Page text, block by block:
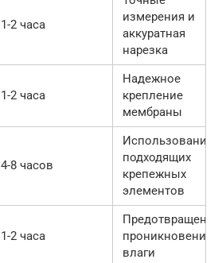
1-2 часа
измерения и
аккуратная
нарезка
1-2 часа
Надежное
крепление
мембраны
4-8 часов
Использование
подходящих
крепежных
элементов
1-2 часа
Предотвращение
проникновения
влаги